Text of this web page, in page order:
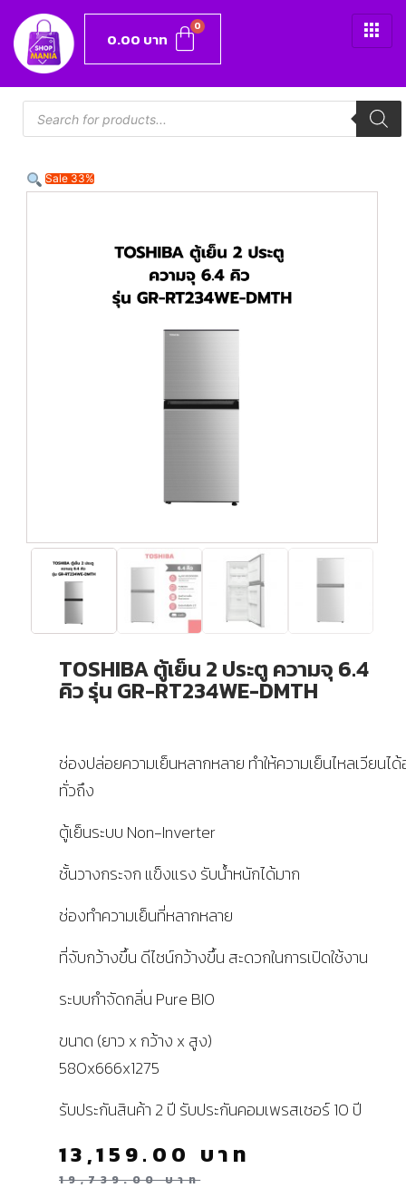
0.00 บาท
Sale 33%
TOSHIBA ตู้เย็น 2 ประตู ความจุ 6.4
คิว รุ่น GR-RT234WE-DMTH
ช่องปล่อยความเย็นหลากหลาย ทำให้ความเย็นไหลเวียนไ
ทั่วถึง
ตู้เย็นระบบ Non-Inverter
ชั้นวางกระจก แข็งแรง รับน้ำหนักได้มาก
ช่องทำความเย็นที่หลากหลาย
ที่จับกว้างขึ้น ดีไซน์กว้างขึ้น สะดวกในการเปิดใช้งาน
ระบบกำจัดกลิ่น Pure BIO
ขนาด (ยาว x กว้าง x สูง)
580x666x1275
รับประกันสินค้า 2 ปี รับประกันคอมเพรสเซอร์ 10 ปี
19,739.00บาท
13,159.00 บาท